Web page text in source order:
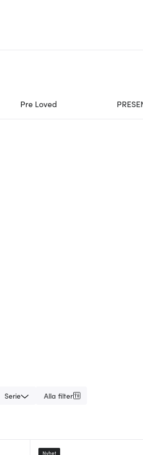
Pre Loved
Serie Alla filter
Nyhet